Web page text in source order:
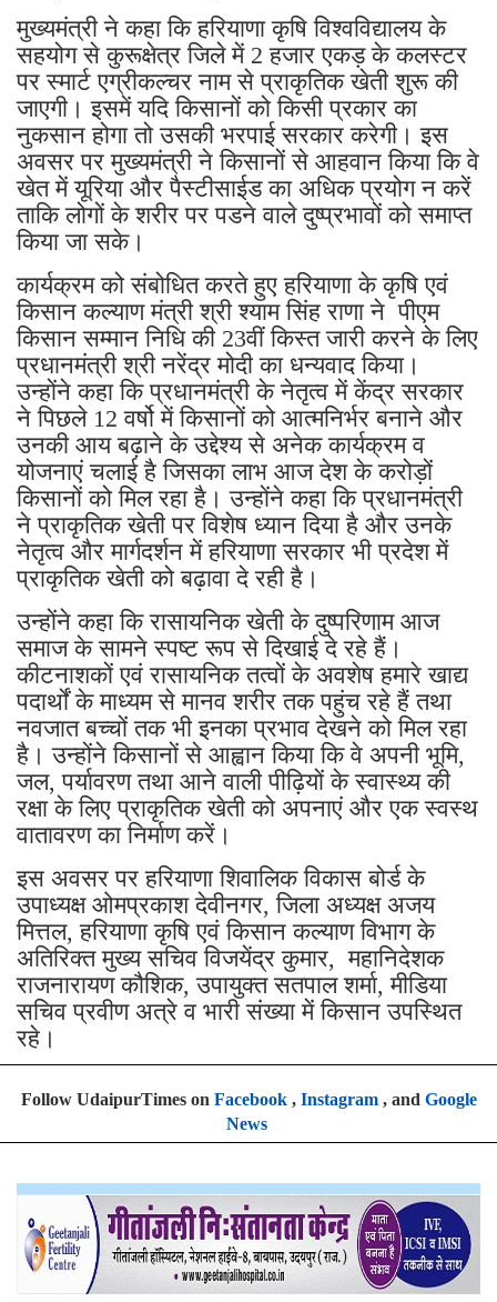
मुख्यमंत्री ने कहा कि हरियाणा कृषि विश्वविद्यालय के
सहयोग से कुरूक्षेत्र जिले में 2 हजार एकड़ के कलस्टर
पर स्मार्ट एग्रीकल्चर नाम से प्राकृतिक खेती शुरू की
जाएगी। इसमें यदि किसानों को किसी प्रकार का
नुकसान होगा तो उसकी भरपाई सरकार करेगी। इस
अवसर पर मुख्यमंत्री ने किसानों से आहवान किया कि वे
खेत में यूरिया और पैस्टीसाईड का अधिक प्रयोग न करें
ताकि लोगों के शरीर पर पडने वाले दुष्प्रभावों को समाप्त
किया जा सके।
कार्यक्रम को संबोधित करते हुए हरियाणा के कृषि एवं
किसान कल्याण मंत्री श्री श्याम सिंह राणा ने पीएम
किसान सम्मान निधि की 23वीं किस्त जारी करने के लिए
प्रधानमंत्री श्री नरेंद्र मोदी का धन्यवाद किया।
उन्होंने कहा कि प्रधानमंत्री के नेतृत्व में केंद्र सरकार
ने पिछले 12 वर्षो में किसानों को आत्मनिर्भर बनाने और
उनकी आय बढ़ाने के उद्देश्य से अनेक कार्यक्रम व
योजनाएं चलाई है जिसका लाभ आज देश के करोड़ों
किसानों को मिल रहा है। उन्होंने कहा कि प्रधानमंत्री
ने प्राकृतिक खेती पर विशेष ध्यान दिया है और उनके
नेतृत्व और मार्गदर्शन में हरियाणा सरकार भी प्रदेश में
प्राकृतिक खेती को बढ़ावा दे रही है।
उन्होंने कहा कि रासायनिक खेती के दुष्परिणाम आज
समाज के सामने स्पष्ट रूप से दिखाई दे रहे हैं।
कीटनाशकों एवं रासायनिक तत्वों के अवशेष हमारे खाद्य
पदार्थों के माध्यम से मानव शरीर तक पहुंच रहे हैं तथा
नवजात बच्चों तक भी इनका प्रभाव देखने को मिल रहा
है। उन्होंने किसानों से आह्वान किया कि वे अपनी भूमि,
जल, पर्यावरण तथा आने वाली पीढ़ियों के स्वास्थ्य की
रक्षा के लिए प्राकृतिक खेती को अपनाएं और एक स्वस्थ
वातावरण का निर्माण करें।
इस अवसर पर हरियाणा शिवालिक विकास बोर्ड के
उपाध्यक्ष ओमप्रकाश देवीनगर, जिला अध्यक्ष अजय
मित्तल, हरियाणा कृषि एवं किसान कल्याण विभाग के
अतिरिक्त मुख्य सचिव विजयेंद्र कुमार, महानिदेशक
राजनारायण कौशिक, उपायुक्त सतपाल शर्मा, मीडिया
सचिव प्रवीण अत्रे व भारी संख्या में किसान उपस्थित
रहे।
Follow UdaipurTimes on Facebook, Instagram, and Google
News